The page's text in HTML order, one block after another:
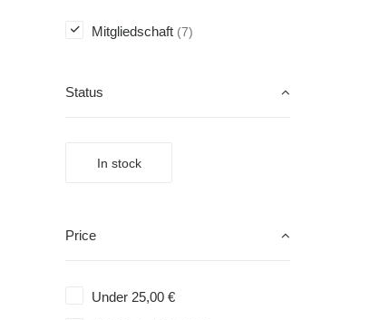
Mitgliedschaft (7)
Status
In stock
Price
Under 25,00 €